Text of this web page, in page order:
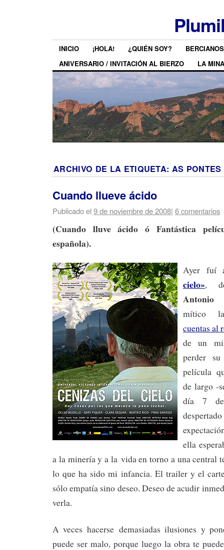
INICIO ¡HOLA! ¿QUIÉN SOY?
ANIVERSARIO / INVITACIÓN AL BIERZO
LA MINA
ARCHIVO DE LA ETIQUETA: AS PONTES
Cuando llueve ácido
Publicado el9 de noviembre de 2008| 6 comentarios
(Cuando lluve ácido ó Fantástica
española).
Ayer
cielo»,
Antonio
mítico
cuentas al
de un
perder
película
de largo -
día 7 de
ella
a la minería y a la vida en torno a una central
lo que ha sido mi infancia. El trailer y el
sólo empatía sino deseo. Deseo de acudir
verla.
A veces hacerse demasiadas ilusiones y
puede ser malo, porque luego la obra te